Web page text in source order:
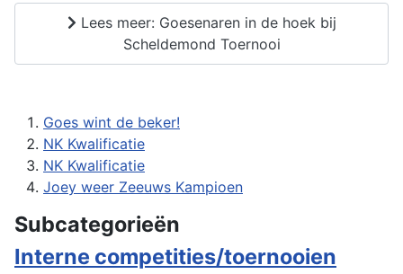
Lees meer: Goesenaren in de hoek bij
Scheldemond Toernooi
Goes wint de beker!
NK Kwalificatie
NK Kwalificatie
Joey weer Zeeuws Kampioen
Subcategorieën
Interne competities/toernooien